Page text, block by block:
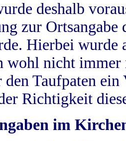
deshalb
zur
Hierbei wurde
wohl nicht
den Taufpaten
Richtigkeit
im